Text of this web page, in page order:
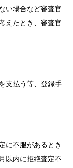
い場合など審査官
えたとき、審査官
支払う等、登録手
に不服があるとき
以内に拒絶査定不